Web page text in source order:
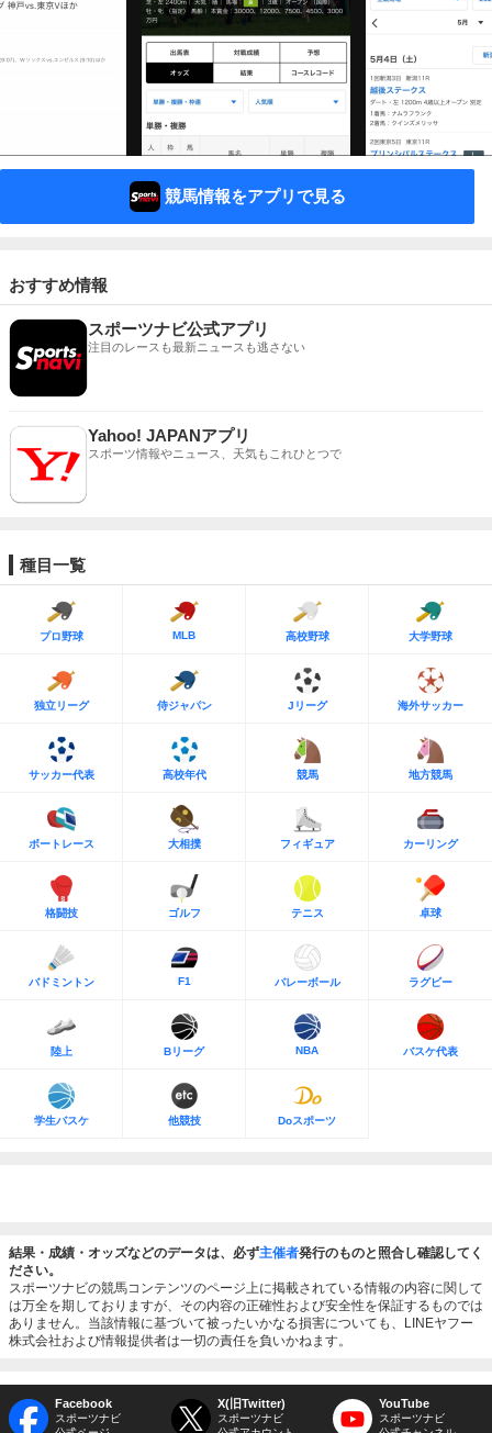
競馬情報をアプリで見る
おすすめ情報
スポーツナビ公式アプリ
注目のレースも最新ニュースも逃さない
Yahoo! JAPANアプリ
スポーツ情報やニュース、天気もこれひとつで
種目一覧
プロ野球 MLB 高校野球 大学野球
独立リーグ 侍ジャパン Jリーグ 海外サッカー
サッカー代表 高校年代 競馬 地方競馬
ボートレース 大相撲 フィギュア カーリング
格闘技 ゴルフ テニス 卓球
バドミントン F1 バレーボール ラグビー
陸上 Bリーグ NBA バスケ代表
学生バスケ 他競技 Doスポーツ
結果・成績・オッズなどのデータは、必ず主催者発行のものと照合し確認してく
ださい。
スポーツナビの競馬コンテンツのページ上に掲載されている情報の内容に関して
は万全を期しておりますが、その内容の正確性および安全性を保証するものでは
ありません。当該情報に基づいて被ったいかなる損害についても、LINEヤフー
株式会社および情報提供者は一切の責任を負いかねます。
Facebook
スポーツナビ
X(旧Twitter)
スポーツナビ
YouTube
スポーツナビ